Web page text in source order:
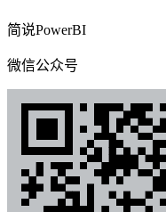
简说PowerBI
微信公众号